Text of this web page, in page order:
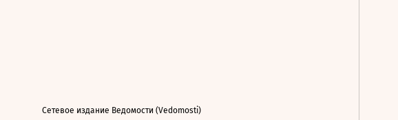
Сетевое издание Ведомости (Vedomosti)